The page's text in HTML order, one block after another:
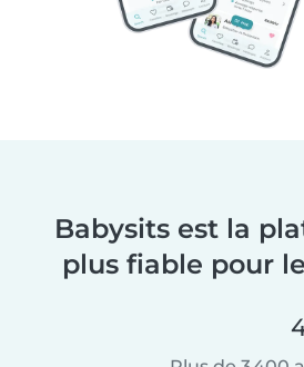
Babysits est la
plus fiable pour